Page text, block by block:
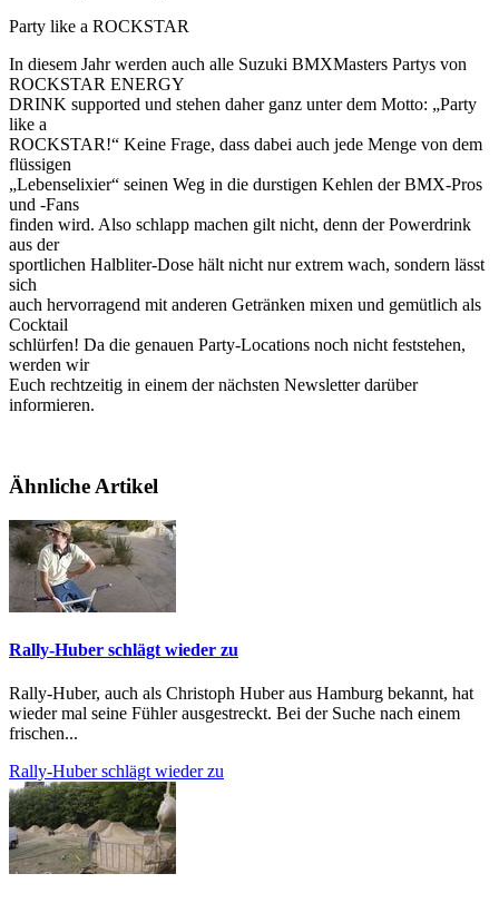
Party like a ROCKSTAR
In diesem Jahr werden auch alle Suzuki BMXMasters Partys von
ROCKSTAR ENERGY
DRINK supported und stehen daher ganz unter dem Motto: „Party
like a
ROCKSTAR!“ Keine Frage, dass dabei auch jede Menge von dem
flüssigen
„Lebenselixier“ seinen Weg in die durstigen Kehlen der BMX-Pros
und -Fans
finden wird. Also schlapp machen gilt nicht, denn der Powerdrink
aus der
sportlichen Halbliter-Dose hält nicht nur extrem wach, sondern lässt
sich
auch hervorragend mit anderen Getränken mixen und gemütlich als
Cocktail
schlürfen! Da die genauen Party-Locations noch nicht feststehen,
werden wir
Euch rechtzeitig in einem der nächsten Newsletter darüber
informieren.
Ähnliche Artikel
Rally-Huber schlägt wieder zu
Rally-Huber, auch als Christoph Huber aus Hamburg bekannt, hat
wieder mal seine Fühler ausgestreckt. Bei der Suche nach einem
frischen...
Rally-Huber schlägt wieder zu